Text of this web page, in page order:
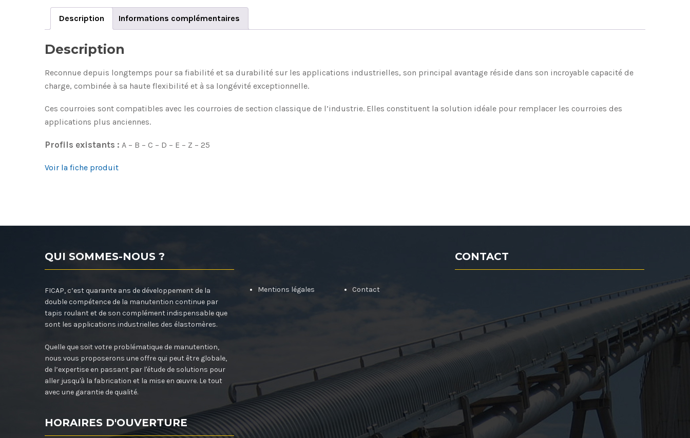
Description Informations complémentaires
Description
Reconnue depuis longtemps pour sa fiabilité et sa durabilité sur les applications industrielles, son principal avantage réside dans son incroyable capacité de
charge, combinée à sa haute flexibilité et à sa longévité exceptionnelle.
Ces courroies sont compatibles avec les courroies de section classique de l’industrie. Elles constituent la solution idéale pour remplacer les courroies des
applications plus anciennes.
Profils existants : A – B – C – D – E – Z – 25
Voir la fiche produit
QUI SOMMES-NOUS ?
FICAP, c’est quarante ans de développement de la
double compétence de la manutention continue par
tapis roulant et de son complément indispensable que
sont les applications industrielles des élastomères.
Quelle que soit votre problématique de manutention,
nous vous proposerons une offre qui peut être globale,
de l’expertise en passant par l'étude de solutions pour
aller jusqu'à la fabrication et la mise en œuvre. Le tout
avec une garantie de qualité.
HORAIRES D'OUVERTURE
Mentions légales Contact
CONTACT